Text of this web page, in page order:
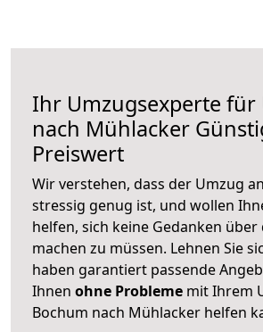
Ihr Umzugsexperte für
nach Mühlacker
Preiswert
Wir verstehen, dass der Umzug
stressig genug ist, und wollen
helfen, sich keine Gedanken über
machen zu müssen. Lehnen Sie
haben garantiert passende
Ihnen ohne Probleme mit Ihrem
Bochum nach Mühlacker helfen